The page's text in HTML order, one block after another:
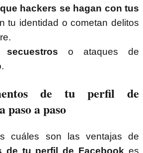
hackers se hagan con tus
tu identidad o cometan delitos
secuestros o ataques de
de tu perfil de
paso a paso
cuáles son las ventajas de
de tu perfil de Facebook es